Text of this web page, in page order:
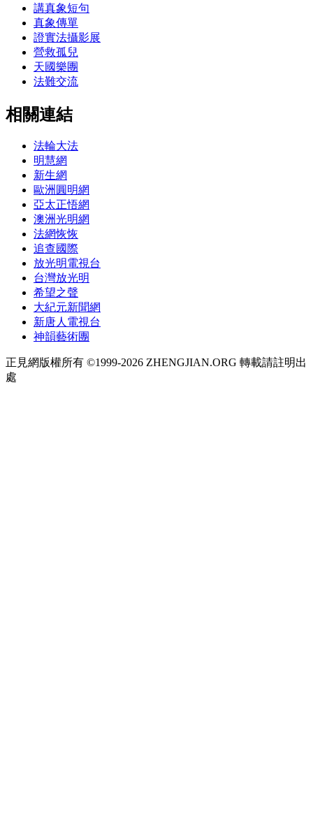
講真象短句
真象傳單
證實法攝影展
營救孤兒
天國樂團
法難交流
相關連結
法輪大法
明慧網
新生網
歐洲圓明網
亞太正悟網
澳洲光明網
法網恢恢
追查國際
放光明電視台
台灣放光明
希望之聲
大紀元新聞網
新唐人電視台
神韻藝術團
正見網版權所有 ©1999-2026 ZHENGJIAN.ORG 轉載請註明出
處